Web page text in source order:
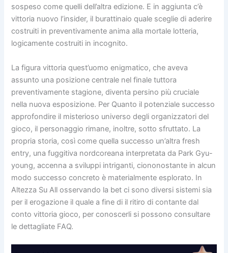
sospeso come quelli dell’altra edizione. E in aggiunta c’è
vittoria nuovo l’insider, il burattinaio quale sceglie di aderire
costruiti in preventivamente anima alla mortale lotteria,
logicamente costruiti in incognito.
La figura vittoria quest’uomo enigmatico, che aveva
assunto una posizione centrale nel finale tuttora
preventivamente stagione, diventa persino più cruciale
nella nuova esposizione. Per Quanto il potenziale successo
approfondire il misterioso universo degli organizzatori del
gioco, il personaggio rimane, inoltre, sotto sfruttato. La
propria storia, così come quella successo un’altra fresh
entry, una fuggitiva nordcoreana interpretata da Park Gyu-
young, accenna a sviluppi intriganti, ciononostante in alcun
modo successo concreto è materialmente esplorato. In
Altezza Su All osservando la bet ci sono diversi sistemi sia
per il erogazione il quale a fine di il ritiro di contante dal
conto vittoria gioco, per conoscerli si possono consultare
le dettagliate FAQ.